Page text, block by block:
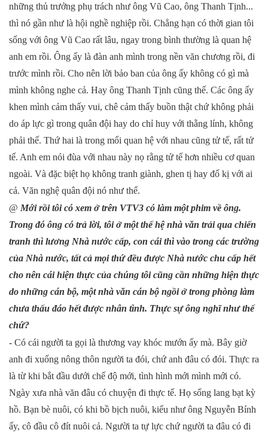
những thủ trưởng phụ trách như ông Vũ Cao, ông Thanh Tịnh...
thì nó gần như là hội nghề nghiệp rồi. Chẳng hạn có thời gian tôi
sống với ông Vũ Cao rất lâu, ngay trong bình thường là quan hệ
anh em rồi. Ông ấy là đàn anh mình trong nền văn chương rồi, đi
trước mình rồi. Cho nên lời bảo ban của ông ấy không có gì mà
mình không nghe cả. Hay ông Thanh Tịnh cũng thế. Các ông ấy
khen mình cảm thấy vui, chê cảm thấy buồn thật chứ không phải
do áp lực gì trong quân đội hay do chỉ huy với thằng lính, không
phải thế. Thứ hai là trong mối quan hệ với nhau cũng tử tế, rất tử
tế. Anh em nói đùa với nhau này nọ rằng tử tế hơn nhiều cơ quan
ngoài. Và đặc biệt họ không tranh giành, ghen tị hay đố kị với ai
cả. Văn nghệ quân đội nó như thế.
@ Mới rồi tôi có xem ở trên VTV3 có làm một phim về ông.
Trong đó ông có trả lời, tôi ở một thế hệ nhà văn trải qua chiến
tranh thì lương Nhà nước cấp, con cái thì vào trong các trường
của Nhà nước, tất cả mọi thứ đều được Nhà nước chu cấp hết
cho nên cái hiện thực của chúng tôi cũng cần những hiện thực
do những cán bộ, một nhà văn cán bộ ngồi ở trong phòng làm
chưa thấu đáo hết được nhân tình. Thực sự ông nghĩ như thế
chứ?
- Có cái người ta gọi là thương vay khóc mướn ấy mà. Bây giờ
anh đi xuống nông thôn người ta đói, chứ anh đâu có đói. Thực ra
là từ khi bắt đầu dưới chế độ mới, tình hình mới mình mới có.
Ngày xưa nhà văn đâu có chuyện đi thực tế. Họ sống lang bạt kỳ
hồ. Bạn bè nuôi, có khi bồ bịch nuôi, kiểu như ông Nguyễn Bính
ấy, cô đầu cô đít nuôi cả. Người ta tự lực chứ người ta đâu có đi